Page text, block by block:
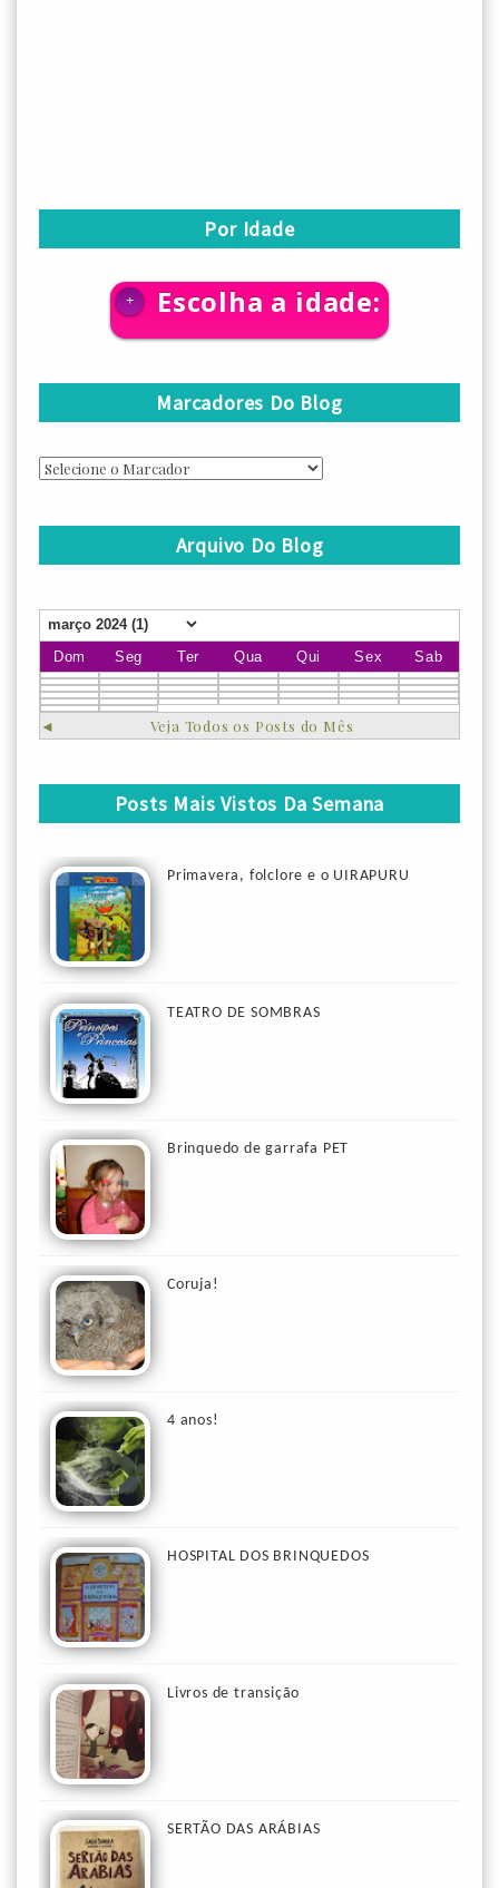
Por Idade
+ Escolha a idade:
Marcadores Do Blog
Arquivo Do Blog
Dom Seg Ter Qua Qui Sex Sab
◄ Veja Todos os Posts do Mês
Posts Mais Vistos Da Semana
Primavera, folclore e o UIRAPURU
TEATRO DE SOMBRAS
Brinquedo de garrafa PET
Coruja!
4 anos!
HOSPITAL DOS BRINQUEDOS
Livros de transição
SERTÃO DAS ARÁBIAS